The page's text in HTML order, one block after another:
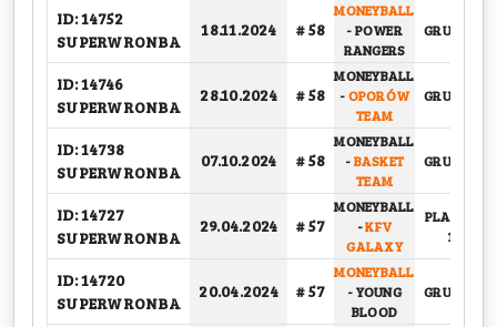
ID: 14752
SUPERWRONBA
18.11.2024 # 58
MONEYBALL
-POWER
RANGERS
GRUPOWY
ID: 14746
SUPERWRONBA
28.10.2024 # 58
MONEYBALL
-OPORÓW
TEAM
GRUPOWY
ID: 14738
SUPERWRONBA
07.10.2024 # 58
MONEYBALL
-BASKET
TEAM
GRUPOWY
ID: 14727
SUPERWRONBA
29.04.2024 # 57
MONEYBALL
-KFV
GALAXY
PLAY-OFF,
1/4
ID: 14720
SUPERWRONBA
20.04.2024 # 57
MONEYBALL
-YOUNG
BLOOD
GRUPOWY